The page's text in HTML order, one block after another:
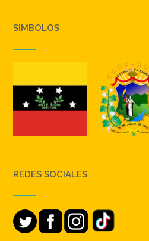
SIMBOLOS
REDES SOCIALES